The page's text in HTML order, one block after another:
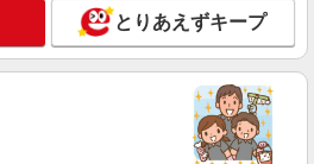
応しておりません。
神栖市
詳細を見る
とりあえずキープ